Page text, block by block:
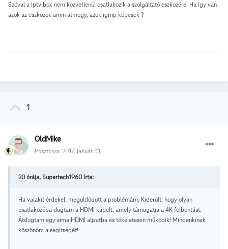
Szóval a Iptv box nem közvetlenül csatlakozik a szolgáltató eszközére. Ha így van
azok az eszközök amin átmegy, azok igmp képesek ?
1
OldMike
Posztolva: 2017. január 31.
20 órája, Supertech1960 írta:
Ha valakit érdekel, megoldódott a problémám. Kiderült, hogy olyan
csatlakozóba dugtam a HDMI kábelt, amely támogatja a 4K felbontást.
Átdugtam egy sima HDMI aljzatba és tökéletesen működik! Mindenkinek
köszönöm a segítségét!